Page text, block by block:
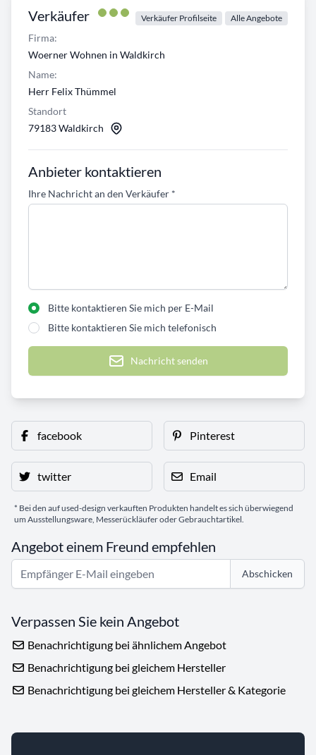
Verkäufer Verkäufer Profilseite Alle Angebote
Firma:
Woerner Wohnen in Waldkirch
Name:
Herr Felix Thümmel
Standort
79183 Waldkirch
Anbieter kontaktieren
Ihre Nachricht an den Verkäufer *
Bitte kontaktieren Sie mich per E-Mail
Bitte kontaktieren Sie mich telefonisch
Nachricht senden
facebook Pinterest
twitter Email
* Bei den auf used-design verkauften Produkten handelt es sich überwiegend
um Ausstellungsware, Messerückläufer oder Gebrauchtartikel.
Angebot einem Freund empfehlen
Abschicken
Verpassen Sie kein Angebot
Benachrichtigung bei ähnlichem Angebot
Benachrichtigung bei gleichem Hersteller
Benachrichtigung bei gleichem Hersteller & Kategorie